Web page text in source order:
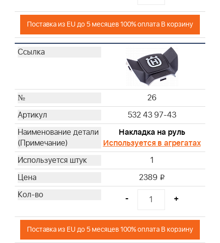
Поставка из EU до 5 месяцев 100% оплата В корзину
26
532 43 97-43
Накладка на руль
Используется в агрегатах
1
2389 i
- +
Поставка из EU до 5 месяцев 100% оплата В корзину